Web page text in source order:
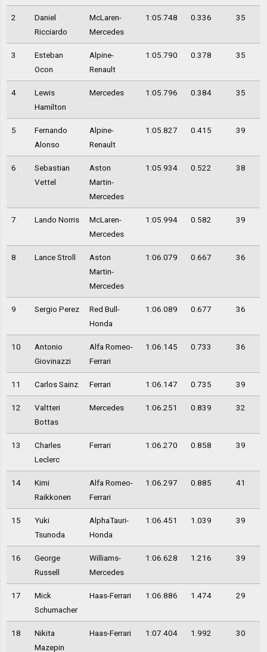
2
Daniel
Ricciardo
McLaren-
Mercedes
1:05.748 0.336 35
3
Esteban
Ocon
Alpine-
Renault
1:05.790 0.378 35
4
Lewis
Hamilton
Mercedes 1:05.796 0.384 35
5
Fernando
Alonso
Alpine-
Renault
1:05.827 0.415 39
6
Sebastian
Vettel
Aston
Martin-
Mercedes
1:05.934 0.522 38
7 Lando Norris
McLaren-
Mercedes
1:05.994 0.582 39
8 Lance Stroll
Aston
Martin-
Mercedes
1:06.079 0.667 36
9 Sergio Perez
Red Bull-
Honda
1:06.089 0.677 36
10
Antonio
Giovinazzi
Alfa Romeo-
Ferrari
1:06.145 0.733 36
11 Carlos Sainz Ferrari 1:06.147 0.735 39
12
Valtteri
Bottas
Mercedes 1:06.251 0.839 32
13
Charles
Leclerc
Ferrari 1:06.270 0.858 39
14
Kimi
Raikkonen
Alfa Romeo-
Ferrari
1:06.297 0.885 41
15
Yuki
Tsunoda
AlphaTauri-
Honda
1:06.451 1.039 39
16
George
Russell
Williams-
Mercedes
1:06.628 1.216 39
17
Mick
Schumacher
Haas-Ferrari 1:06.886 1.474 29
18
Nikita
Mazepin
Haas-Ferrari 1:07.404 1.992 30